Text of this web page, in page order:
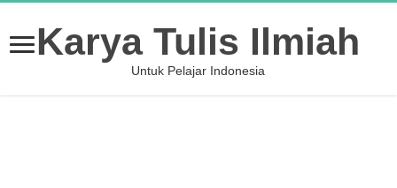
Karya Tulis Ilmiah
Untuk Pelajar Indonesia